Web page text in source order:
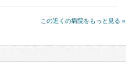
この近くの病院をもっと見る »